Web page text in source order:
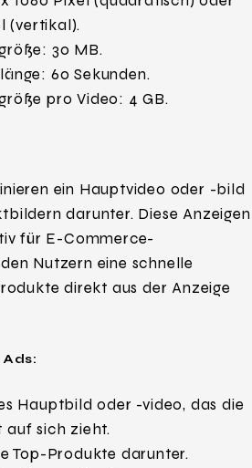
(vertikal).
30 MB.
60 Sekunden.
pro Video: 4 GB.
ein Hauptvideo oder -bild
darunter. Diese Anzeigen
für E-Commerce-
Nutzern eine schnelle
direkt aus der Anzeige
Hauptbild oder -video, das die
auf sich zieht.
Top-Produkte darunter.